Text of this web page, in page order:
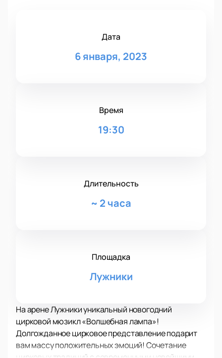
Дата
6 января, 2023
Время
19:30
Длительность
~ 2 часа
Площадка
Лужники
На арене Лужники уникальный новогодний
цирковой мюзикл «Волшебная лампа»!
Долгожданное цирковое представление подарит
вам массу положительных эмоций! Сочетание